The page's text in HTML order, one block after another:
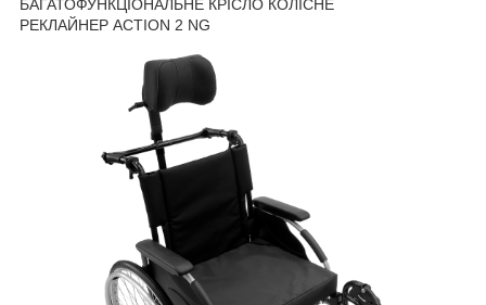
БАГАТОФУНКЦІОНАЛЬНЕ КРІСЛО КОЛІСНЕ
РЕКЛАЙНЕР ACTION 2 NG